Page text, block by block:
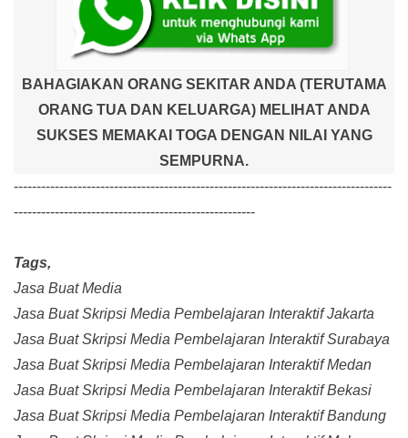
BAHAGIAKAN ORANG SEKITAR ANDA (TERUTAMA
ORANG TUA DAN KELUARGA) MELIHAT ANDA
SUKSES MEMAKAI TOGA DENGAN NILAI YANG
SEMPURNA.
-----------------------------------------------------------------------------------
-----------------------------------------------------
Tags,
Jasa Buat Media
Jasa Buat Skripsi Media Pembelajaran Interaktif Jakarta
Jasa Buat Skripsi Media Pembelajaran Interaktif Surabaya
Jasa Buat Skripsi Media Pembelajaran Interaktif Medan
Jasa Buat Skripsi Media Pembelajaran Interaktif Bekasi
Jasa Buat Skripsi Media Pembelajaran Interaktif Bandung